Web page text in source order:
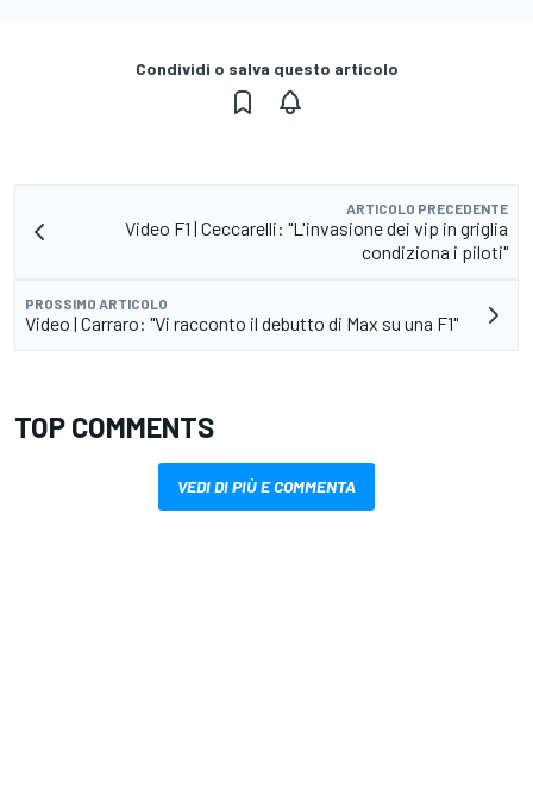
Condividi o salva questo articolo
ARTICOLO PRECEDENTE
Video F1 | Ceccarelli: "L'invasione dei vip in griglia
condiziona i piloti"
PROSSIMO ARTICOLO
Video | Carraro: "Vi racconto il debutto di Max su una F1"
TOP COMMENTS
VEDI DI PIÙ E COMMENTA